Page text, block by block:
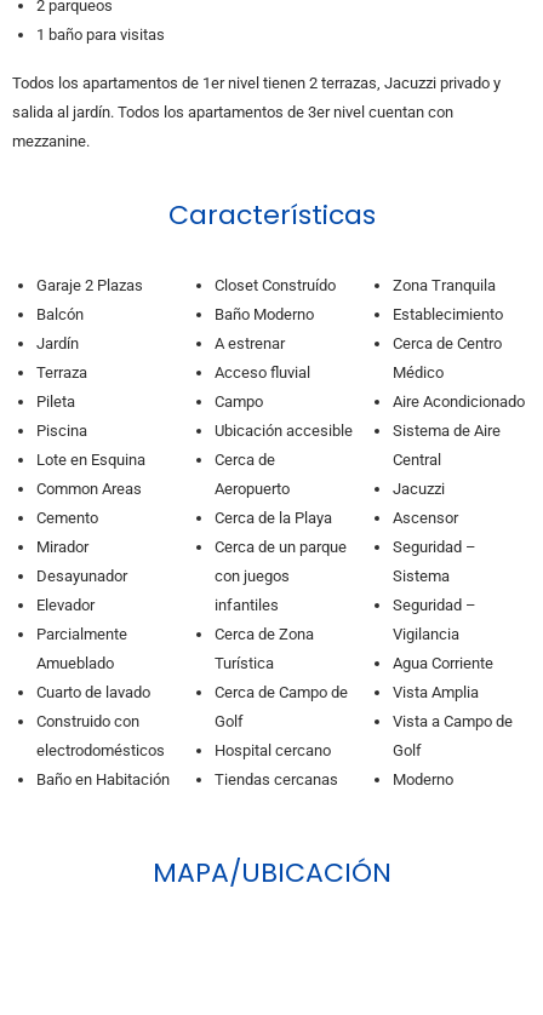
2 parqueos
1 baño para visitas
Todos los apartamentos de 1er nivel tienen 2 terrazas, Jacuzzi privado y
salida al jardín. Todos los apartamentos de 3er nivel cuentan con
mezzanine.
Características
Garaje 2 Plazas
Balcón
Jardín
Terraza
Pileta
Piscina
Lote en Esquina
Common Areas
Cemento
Mirador
Desayunador
Elevador
Parcialmente
Amueblado
Cuarto de lavado
Construido con
electrodomésticos
Baño en Habitación
Closet Construído
Baño Moderno
A estrenar
Acceso fluvial
Campo
Ubicación accesible
Cerca de
Aeropuerto
Cerca de la Playa
Cerca de un parque
con juegos
infantiles
Cerca de Zona
Turística
Cerca de Campo de
Golf
Hospital cercano
Tiendas cercanas
Zona Tranquila
Establecimiento
Cerca de Centro
Médico
Aire Acondicionado
Sistema de Aire
Central
Jacuzzi
Ascensor
Seguridad –
Sistema
Seguridad –
Vigilancia
Agua Corriente
Vista Amplia
Vista a Campo de
Golf
Moderno
MAPA/UBICACIÓN